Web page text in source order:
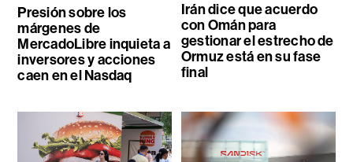
Presión sobre los
márgenes de
MercadoLibre inquieta a
inversores y acciones
caen en el Nasdaq
Irán dice que acuerdo
con Omán para
gestionar el estrecho de
Ormuz está en su fase
final